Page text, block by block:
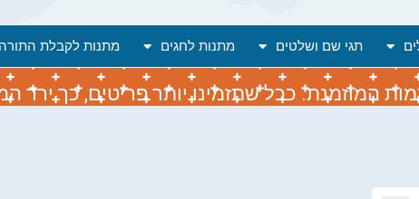
תגי שם ושלטים מתנות לחגים מתנות לקבלת התורה
המוזמנת. ככל שתזמינו יותר פריטים, כך ירד